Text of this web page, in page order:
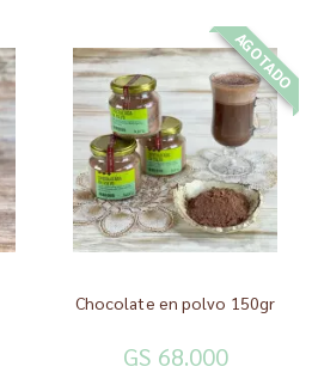
AGOTADO
Chocolate en polvo 150gr
GS 68.000